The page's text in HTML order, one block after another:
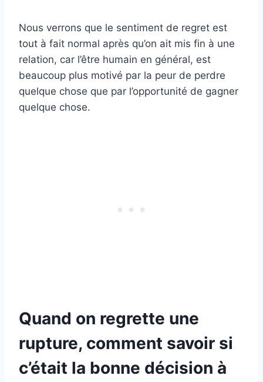
Nous verrons que le sentiment de regret est
tout à fait normal après qu’on ait mis fin à une
relation, car l’être humain en général, est
beaucoup plus motivé par la peur de perdre
quelque chose que par l’opportunité de gagner
quelque chose.
Quand on regrette une
rupture, comment savoir si
c’était la bonne décision à